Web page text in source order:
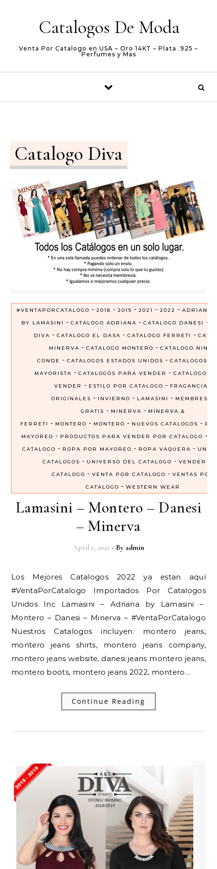
Catalogos De Moda
Venta Por Catalogo en USA – Oro 14KT – Plata .925 –
Perfumes y Mas
Catalogo Diva
#VENTAPORCATALOGO - 2018 - 2019 - 2021 - 2022 - ADRIANA
BY LAMASINI - CATALOGO ADRIANA - CATALOGO DANESI -
DIVA - CATALOGO EL DASA - CATALOGO FERRETI -
MINERVA - CATALOGO MONTERO - CATALOGO NINEL
CONDE
- CATALOGOS ESTADOS UNIDOS - CATALOGOS
MAYORISTA - CATALOGOS PARA VENDER - CATALOGOS
VENDER
- ESTILO POR CATALOGO - FRAGANCIAS
ORIGINALES - INVIERNO - LAMASINI - MEMBRESIA
GRATIS - MINERVA - MINERVA &
FERRETI
- MONTERO - MONTERO - NUEVOS CATALOGOS -
MAYOREO - PRODUCTOS PARA VENDER POR CATALOGO -
CATALOGO - ROPA POR MAYOREO - ROPA VAQUERA -
CATALOGOS - UNIVERSO DEL CATALOGO - VENDER
CATALOGO - VENTA POR CATALOGO - VENTAS POR
CATALOGO - WESTERN WEAR
Lamasini – Montero – Danesi
– Minerva
April 1, 2021 - By admin
Los Mejores Catalogos 2022 ya estan aquí
#VentaPorCatalogo Importados Por Catalogos
Unidos Inc Lamasini – Adriana by Lamasini –
Montero – Danesi – Minerva – #VentaPorCatalogo
Nuestros Catalogos incluyen: montero jeans,
montero jeans shirts, montero jeans company,
montero jeans website, danesi jeans montero jeans,
montero boots, montero jeans 2022, montero…
Continue Reading